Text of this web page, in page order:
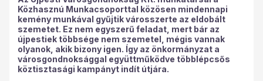
Közhasznú Munkacsoporttal közösen mindennapi
kemény munkával gyűjtik városszerte az eldobált
szemetet. Ez nem egyszerű feladat, mert bár az
újpestiek többsége nem szemetel, mégis vannak
olyanok, akik bizony igen. Így az önkormányzat a
városgondnoksággal együttműködve többlépcsős
köztisztasági kampányt indít útjára.